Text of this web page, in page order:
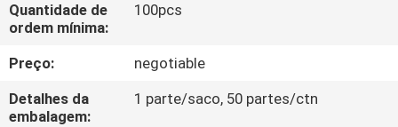
CONTROLE
DA
QUALIDADE
Quantidade de
ordem mínima:
100pcs
Preço:
negotiable
Detalhes da
embalagem:
1 parte/saco, 50 partes/ctn